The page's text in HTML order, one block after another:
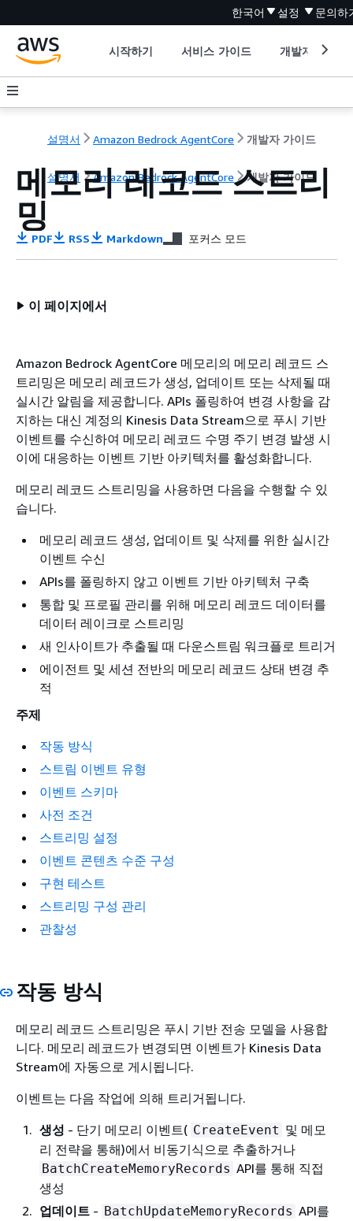
한국어 설정 문의하
시작하기 서비스 가이드 개발자 도구
설명서 Amazon Bedrock AgentCore 개발자 가이드
설명서 Amazon Bedrock AgentCore 개발자 가이드
메모리 레코드 스트리
밍
PDF RSS Markdown 포커스 모드
이 페이지에서
Amazon Bedrock AgentCore 메모리의 메모리 레코드 스
트리밍은 메모리 레코드가 생성, 업데이트 또는 삭제될 때
실시간 알림을 제공합니다. APIs 폴링하여 변경 사항을 감
지하는 대신 계정의 Kinesis Data Stream으로 푸시 기반
이벤트를 수신하여 메모리 레코드 수명 주기 변경 발생 시
이에 대응하는 이벤트 기반 아키텍처를 활성화합니다.
메모리 레코드 스트리밍을 사용하면 다음을 수행할 수 있
습니다.
메모리 레코드 생성, 업데이트 및 삭제를 위한 실시간
이벤트 수신
APIs를 폴링하지 않고 이벤트 기반 아키텍처 구축
통합 및 프로필 관리를 위해 메모리 레코드 데이터를
데이터 레이크로 스트리밍
새 인사이트가 추출될 때 다운스트림 워크플로 트리거
에이전트 및 세션 전반의 메모리 레코드 상태 변경 추
적
주제
작동 방식
스트림 이벤트 유형
이벤트 스키마
사전 조건
스트리밍 설정
이벤트 콘텐츠 수준 구성
구현 테스트
스트리밍 구성 관리
관찰성
작동 방식
메모리 레코드 스트리밍은 푸시 기반 전송 모델을 사용합
니다. 메모리 레코드가 변경되면 이벤트가 Kinesis Data
Stream에 자동으로 게시됩니다.
이벤트는 다음 작업에 의해 트리거됩니다.
생성 - 단기 메모리 이벤트( CreateEvent 및 메모
리 전략을 통해)에서 비동기식으로 추출하거나
BatchCreateMemoryRecords API를 통해 직접
생성
업데이트 - BatchUpdateMemoryRecords API를